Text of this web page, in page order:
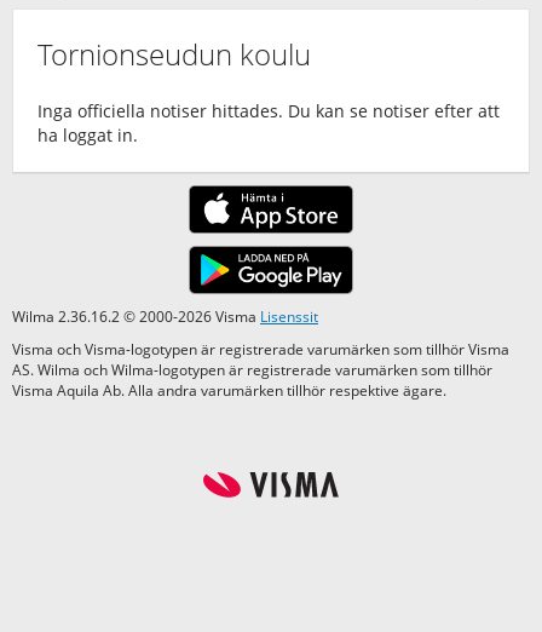
Tornionseudun koulu
Inga officiella notiser hittades. Du kan se notiser efter att
ha loggat in.
Wilma 2.36.16.2 © 2000-2026 Visma Lisenssit
Visma och Visma-logotypen är registrerade varumärken som tillhör Visma
AS. Wilma och Wilma-logotypen är registrerade varumärken som tillhör
Visma Aquila Ab. Alla andra varumärken tillhör respektive ägare.